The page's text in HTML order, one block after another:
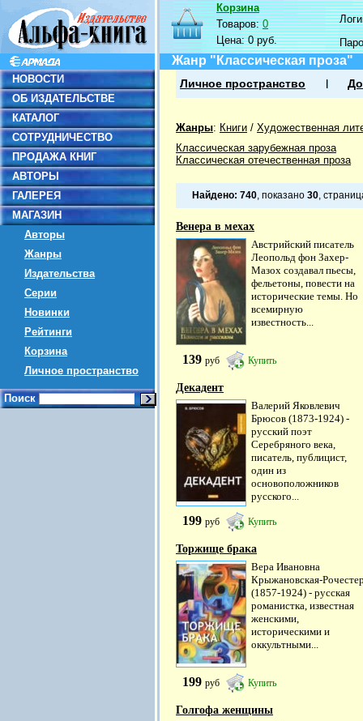
НОВОСТИ
ОБ ИЗДАТЕЛЬСТВЕ
КАТАЛОГ
СОТРУДНИЧЕСТВО
ПРОДАЖА КНИГ
АВТОРЫ
ГАЛЕРЕЯ
МАГАЗИН
Авторы
Жанры
Издательства
Серии
Новинки
Рейтинги
Корзина
Личное пространство
Поиск
Корзина
Товаров:0
Цена:0 руб.
Жанр "Классическая проза"
Личное пространство
Жанры: Книги / Художественная
Классическая зарубежная проза
Классическая отечественная проза
Найдено: 740, показано 30,
Венера в мехах
Австрийский писатель
Леопольд фон Захер-
Мазох создавал пьесы,
фельетоны, повести на
исторические темы. Но
всемирную
известность...
139 руб Купить
Декадент
Валерий Яковлевич
Брюсов (1873-1924) -
русский поэт
Серебряного века,
писатель, публицист,
один из
основоположников
русского...
199 руб Купить
Торжище брака
Вера Ивановна
Крыжановская-
(1857-1924) - русская
романистка, известная
женскими,
историческими и
оккультными...
199 руб Купить
Голгофа женщины